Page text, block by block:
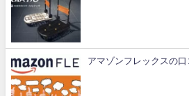
アマゾンフレックスの口